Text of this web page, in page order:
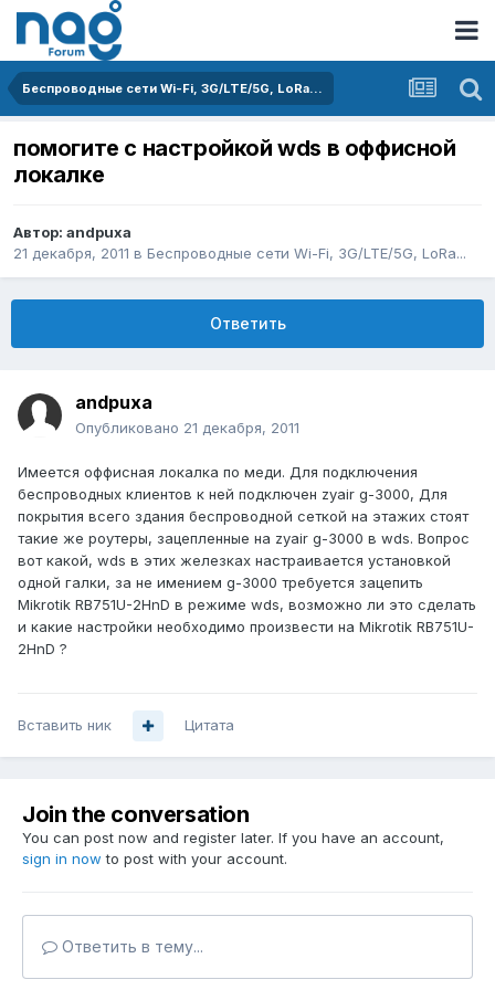
Беспроводные сети Wi-Fi, 3G/LTE/5G, LoRa...
помогите с настройкой wds в оффисной
локалке
Автор: andpuxa
21 декабря, 2011 в Беспроводные сети Wi-Fi, 3G/LTE/5G, LoRa...
Ответить
andpuxa
Опубликовано 21 декабря, 2011
Имеется оффисная локалка по меди. Для подключения
беспроводных клиентов к ней подключен zyair g-3000, Для
покрытия всего здания беспроводной сеткой на этажих стоят
такие же роутеры, зацепленные на zyair g-3000 в wds. Вопрос
вот какой, wds в этих железках настраивается установкой
одной галки, за не имением g-3000 требуется зацепить
Mikrotik RB751U-2HnD в режиме wds, возможно ли это сделать
и какие настройки необходимо произвести на Mikrotik RB751U-
2HnD ?
Вставить ник Цитата
Join the conversation
You can post now and register later. If you have an account,
sign in now to post with your account.
Ответить в тему...